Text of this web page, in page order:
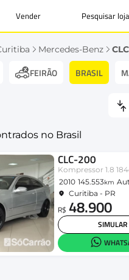
Vender Pesquisar
Mercedes-Benz
FEIRÃO BRASIL
no Brasil
CLC-200
Kompressor 1.8
2010 145.553km
Curitiba - PR
R$ 48.900
SIMULAR